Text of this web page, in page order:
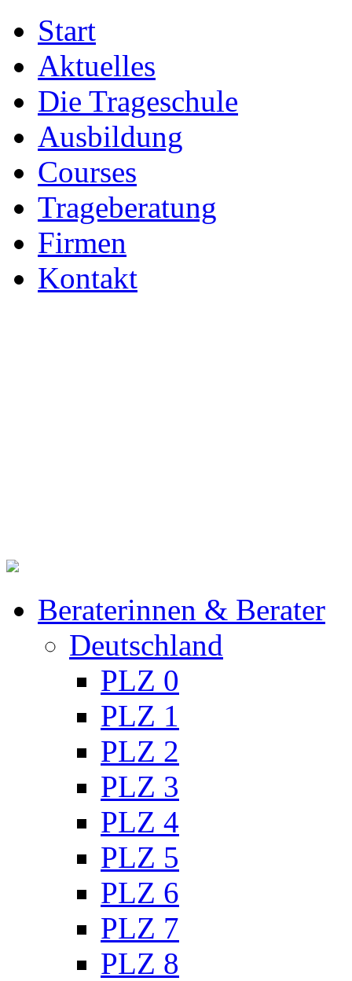
Start
Aktuelles
Die Trageschule
Ausbildung
Courses
Trageberatung
Firmen
Kontakt
Beraterinnen & Berater
Deutschland
PLZ 0
PLZ 1
PLZ 2
PLZ 3
PLZ 4
PLZ 5
PLZ 6
PLZ 7
PLZ 8